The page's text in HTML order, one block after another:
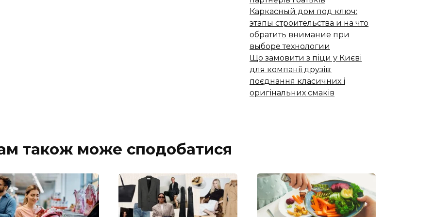
Каркасный дом под ключ:
этапы строительства и на что
обратить внимание при
выборе технологии
Що замовити з піци у Києві
для компанії друзів:
поєднання класичних і
оригінальних смаків
також може сподобатися